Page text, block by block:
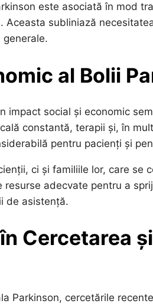
este asociată în mod
subliniază
al Bolii
impact social și economic
constantă, terapii și, în
pentru pacienți și
ci și familiile lor, care se
adecvate pentru a
de asistență.
Cercetarea
Parkinson, cercetările